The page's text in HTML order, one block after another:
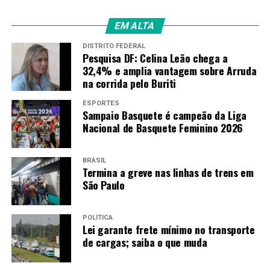
EM ALTA
DISTRITO FEDERAL
Pesquisa DF: Celina Leão chega a
32,4% e amplia vantagem sobre Arruda
na corrida pelo Buriti
ESPORTES
Sampaio Basquete é campeão da Liga
Nacional de Basquete Feminino 2026
BRASIL
Termina a greve nas linhas de trens em
São Paulo
POLÍTICA
Lei garante frete mínimo no transporte
de cargas; saiba o que muda